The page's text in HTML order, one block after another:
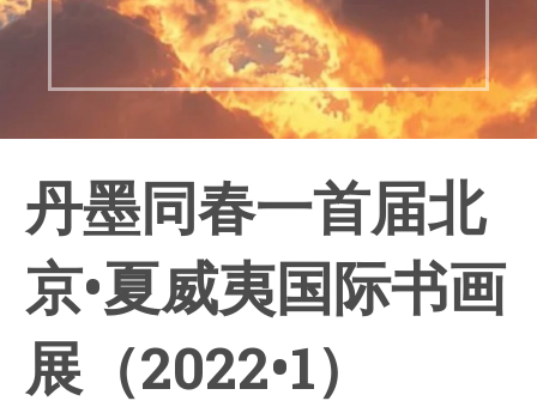
丹墨同春一首届北
京•夏威夷国际书画
展（2022•1）